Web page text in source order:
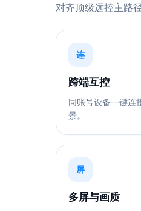
对齐顶级远控主路
连
跨端互控
同账号设备一键连
景。
屏
多屏与画质